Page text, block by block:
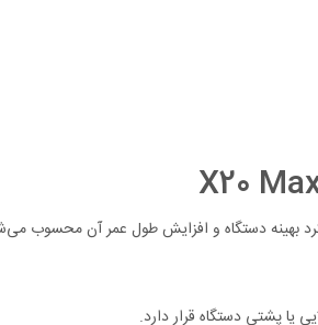
یا پشتی دستگاه قرار دارد.